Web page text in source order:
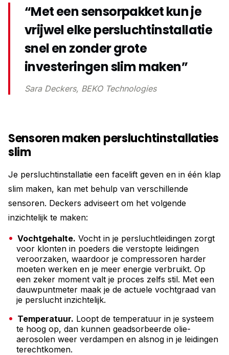
“Met een sensorpakket kun je
vrijwel elke persluchtinstallatie
snel en zonder grote
investeringen slim maken”
Sara Deckers, BEKO Technologies
Sensoren maken persluchtinstallaties
slim
Je persluchtinstallatie een facelift geven en in één klap
slim maken, kan met behulp van verschillende
sensoren. Deckers adviseert om het volgende
inzichtelijk te maken:
Vochtgehalte. Vocht in je persluchtleidingen zorgt
voor klonten in poeders die verstopte leidingen
veroorzaken, waardoor je compressoren harder
moeten werken en je meer energie verbruikt. Op
een zeker moment valt je proces zelfs stil. Met een
dauwpuntmeter maak je de actuele vochtgraad van
je perslucht inzichtelijk.
Temperatuur. Loopt de temperatuur in je systeem
te hoog op, dan kunnen geadsorbeerde olie-
aerosolen weer verdampen en alsnog in je leidingen
terechtkomen.